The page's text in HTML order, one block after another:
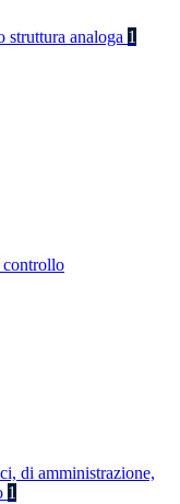
analoga 1
controllo
di amministrazione,
1